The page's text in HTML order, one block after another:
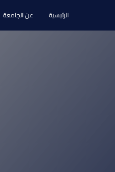
الرئيسية عن الجامعة